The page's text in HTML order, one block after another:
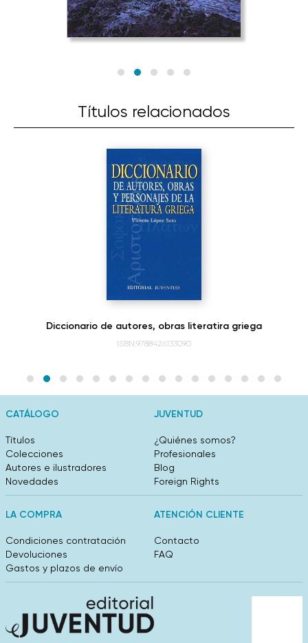
Títulos relacionados
Diccionario de autores, obras literatira griega
ISBN:9788426133090
CATÁLOGO
Títulos
Colecciones
Autores e ilustradores
Novedades
JUVENTUD
¿Quiénes somos?
Profesionales
Blog
Foreign Rights
LA COMPRA
Condiciones contratación
Devoluciones
Gastos y plazos de envío
ATENCIÓN CLIENTE
Contacto
FAQ